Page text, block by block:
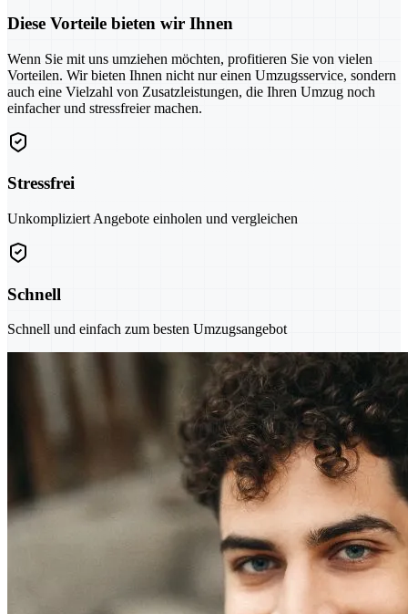
Diese Vorteile bieten wir Ihnen
Wenn Sie mit uns umziehen möchten, profitieren Sie von vielen
Vorteilen. Wir bieten Ihnen nicht nur einen Umzugsservice, sondern
auch eine Vielzahl von Zusatzleistungen, die Ihren Umzug noch
einfacher und stressfreier machen.
Stressfrei
Unkompliziert Angebote einholen und vergleichen
Schnell
Schnell und einfach zum besten Umzugsangebot